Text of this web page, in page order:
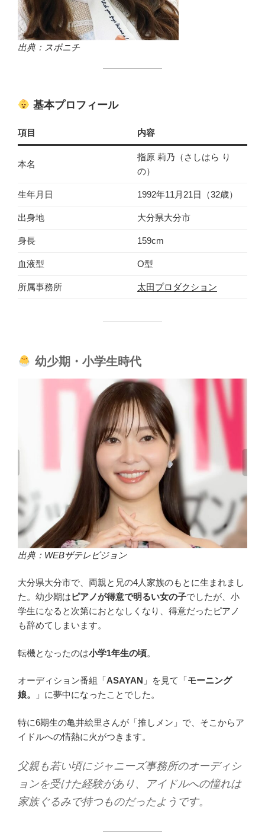
出典： スポニチ
基本プロフィール
項目 内容
本名
指原 莉乃（さしはら り
の）
生年月日 1992年11月21日（32歳）
出身地 大分県大分市
身長 159cm
血液型 O型
所属事務所 太田プロダクション
幼少期・小学生時代
出典： WEBザテレビジョン
大分県大分市で、両親と兄の4人家族のもとに生まれまし
た。幼少期はピアノが得意で明るい女の子でしたが、小
学生になると次第におとなしくなり、得意だったピアノ
も辞めてしまいます。
転機となったのは小学1年生の頃。
オーディション番組「ASAYAN 」を見て「モーニング
娘。
」に夢中になったことでした。
特に6期生の亀井絵里さんが「推しメン」で、そこからア
イドルへの情熱に火がつきます。
父親も若い頃にジャニーズ事務所のオーディシ
ョンを受けた経験があり、アイドルへの憧れは
家族ぐるみで持つものだったようです。